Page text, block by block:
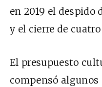
en 2019 el despido
y el cierre de
El presupuesto
compensó algunos